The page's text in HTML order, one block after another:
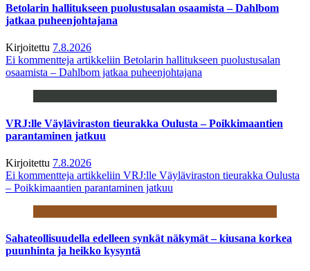
Betolarin hallitukseen puolustusalan osaamista – Dahlbom
jatkaa puheenjohtajana
Kirjoitettu 7.8.2026
Ei kommentteja artikkeliin Betolarin hallitukseen puolustusalan
osaamista – Dahlbom jatkaa puheenjohtajana
VRJ:lle Väyläviraston tieurakka Oulusta – Poikkimaantien
parantaminen jatkuu
Kirjoitettu 7.8.2026
Ei kommentteja artikkeliin VRJ:lle Väyläviraston tieurakka Oulusta
– Poikkimaantien parantaminen jatkuu
Sahateollisuudella edelleen synkät näkymät – kiusana korkea
puunhinta ja heikko kysyntä